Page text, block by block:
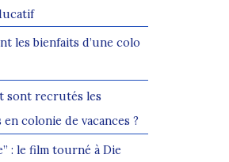
les bienfaits d’une colo
sont recrutés les
colonie de vacances ?
: le film tourné à Die